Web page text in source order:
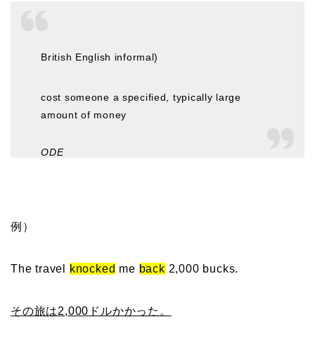
British English informal)
cost someone a specified, typically large
amount of money
ODE
例）
The travel knocked me back 2,000 bucks.
その旅は2,000ドルかかった。